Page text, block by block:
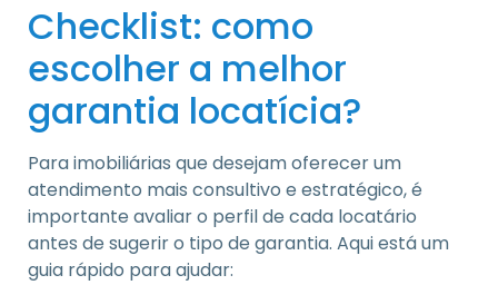
Checklist: como
escolher a melhor
garantia locatícia?
Para imobiliárias que desejam oferecer um
atendimento mais consultivo e estratégico, é
importante avaliar o perfil de cada locatário
antes de sugerir o tipo de garantia. Aqui está um
guia rápido para ajudar: